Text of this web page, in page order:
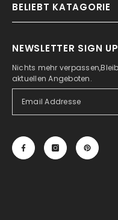
BELIEBT KATAGORIE
NEWSLETTER SIGN UP
Nichts mehr
aktuellen Angeboten.